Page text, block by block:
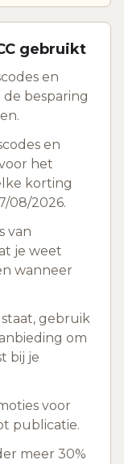
gebruikt
en
de besparing
en
het
korting
08/2026.
van
je weet
wanneer
gebruik
om
bij je
voor
publicatie.
meer 30%